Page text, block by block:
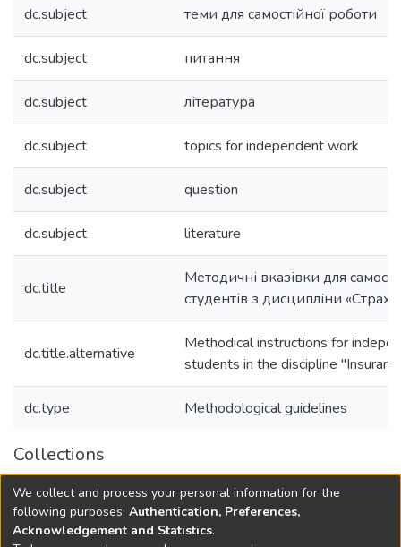
dc.subject теми для самостійної роботи
dc.subject питання
dc.subject література
dc.subject topics for independent work
dc.subject question
dc.subject literature
dc.title
Методичні вказівки для
студентів з дисципліни
dc.title.alternative
Methodical instructions for
students in the discipline
dc.type Methodological guidelines
Collections
Навчально-методичний комплекс дисциплін кафедри
О та Ф
We collect and process your personal information for the
following purposes: Authentication, Preferences,
Acknowledgement and Statistics.